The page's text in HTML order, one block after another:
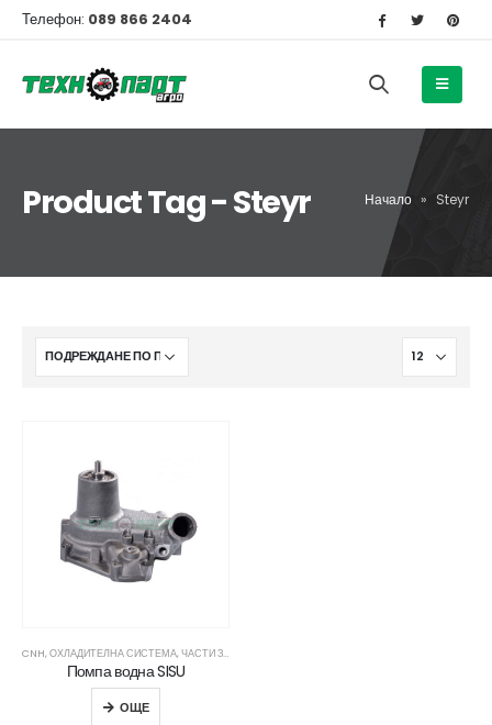
Телефон: 089 866 2404
Product Tag - Steyr Начало » Steyr
CNH,ОХЛАДИТЕЛНА СИСТЕМА,ЧАСТИ ЗА ТРАКТОРИ
Помпа водна SISU
ОЩЕ